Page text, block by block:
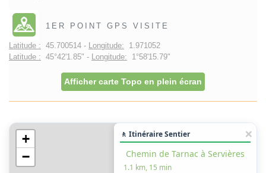
1ER POINT GPS VISITE
Latitude : 45.700514 - Longitude: 1.971052
Latitude : 45°42'1.85" - Longitude: 1°58'15.79"
Afficher carte Topo en plein écran
+
−
🚶 Itinéraire Sentier
Chemin de Tarnac à Servières
1.1 km, 15 min